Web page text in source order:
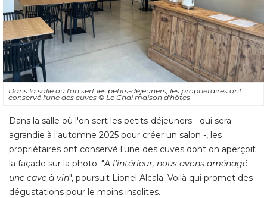
Dans la salle où l'on sert les petits-déjeuners, les propriétaires ont
conservé l'une des cuves © Le Chai maison d'hôtes
Dans la salle où l'on sert les petits-déjeuners - qui sera
agrandie à l'automne 2025 pour créer un salon -, les
propriétaires ont conservé l'une des cuves dont on aperçoit
la façade sur la photo. "A l'intérieur, nous avons aménagé
une cave à vin", poursuit Lionel Alcala. Voilà qui promet des
dégustations pour le moins insolites.